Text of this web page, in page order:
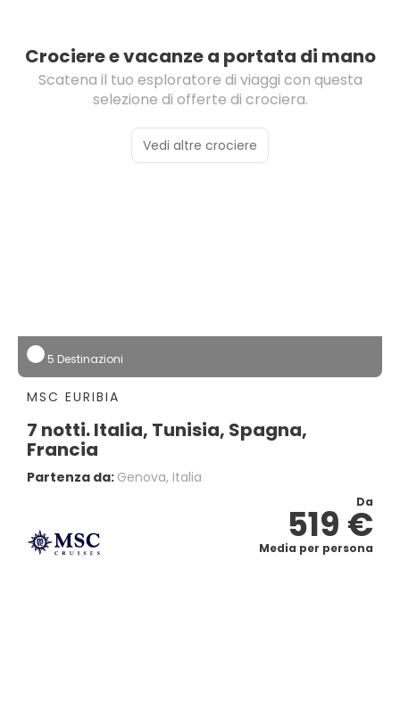
Crociere e vacanze a portata di mano
Scatena il tuo esploratore di viaggi con questa
selezione di offerte di crociera.
Vedi altre crociere
5 Destinazioni
MSC EURIBIA
7 notti. Italia, Tunisia, Spagna,
Francia
Partenza da: Genova, Italia
Da
519 €
Media per persona